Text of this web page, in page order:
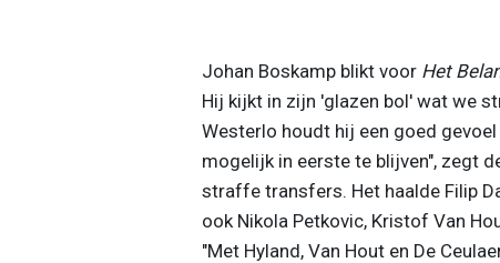
Johan Boskamp blikt voor Het
Hij kijkt in zijn 'glazen bol' wat we
Westerlo houdt hij een goed
mogelijk in eerste te blijven", zegt
straffe transfers. Het haalde Filip
ook Nikola Petkovic, Kristof Van
"Met Hyland, Van Hout en De